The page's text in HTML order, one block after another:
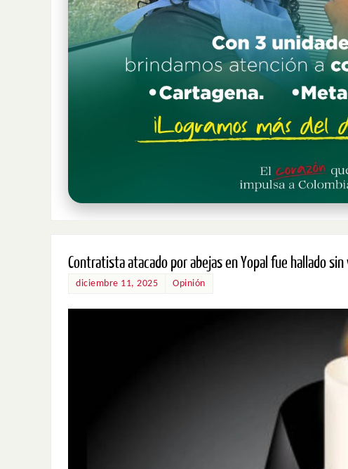
Contratista atacado por abejas en Yopal fue hallado
diciembre 11, 2025 Opinión